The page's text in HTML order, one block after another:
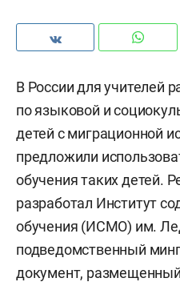
В России для учителей
по языковой и
детей с миграционной
предложили
обучения таких детей.
разработал Институт
обучения (ИСМО) им.
подведомственный
документ,